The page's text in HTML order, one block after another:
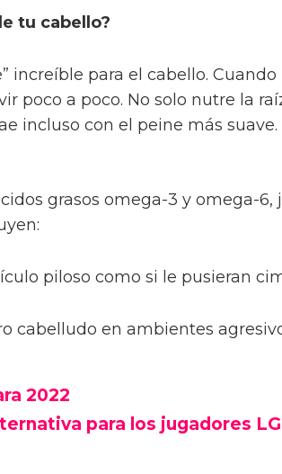
tu cabello?
increíble para el cabello.
poco a poco. No solo nutre la
incluso con el peine más suave.
grasos omega-3 y omega-
piloso como si le pusieran
cabelludo en ambientes
2022
para los jugadores